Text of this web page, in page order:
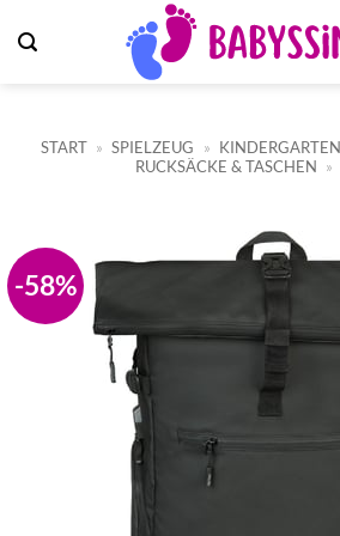
Inhalt
START » SPIELZEUG »
RUCKSÄCKE & TASCHEN »
-58%